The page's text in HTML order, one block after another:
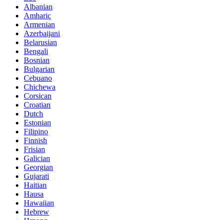
Albanian
Amharic
Armenian
Azerbaijani
Belarusian
Bengali
Bosnian
Bulgarian
Cebuano
Chichewa
Corsican
Croatian
Dutch
Estonian
Filipino
Finnish
Frisian
Galician
Georgian
Gujarati
Haitian
Hausa
Hawaiian
Hebrew